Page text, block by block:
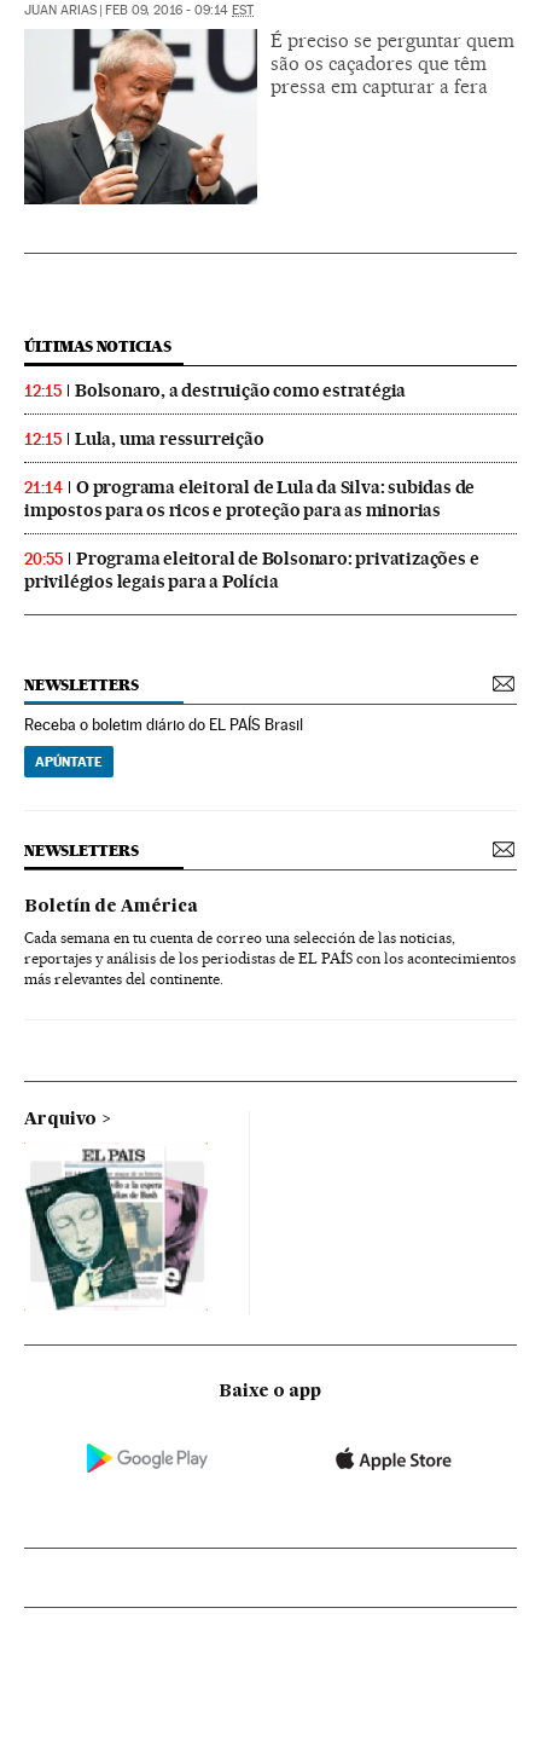
JUAN ARIAS | FEB 09, 2016 - 09:14 EST
É preciso se perguntar quem
são os caçadores que têm
pressa em capturar a fera
ÚLTIMAS NOTICIAS
12:15 Bolsonaro, a destruição como estratégia
12:15 Lula, uma ressurreição
21:14
O programa eleitoral de Lula da Silva: subidas de
impostos para os ricos e proteção para as minorias
20:55
Programa eleitoral de Bolsonaro: privatizações e
privilégios legais para a Polícia
NEWSLETTERS
Receba o boletim diário do EL PAÍS Brasil
APÚNTATE
NEWSLETTERS
Boletín de América
Cada semana en tu cuenta de correo una selección de las noticias,
reportajes y análisis de los periodistas de EL PAÍS con los acontecimientos
más relevantes del continente.
Arquivo
Baixe o app